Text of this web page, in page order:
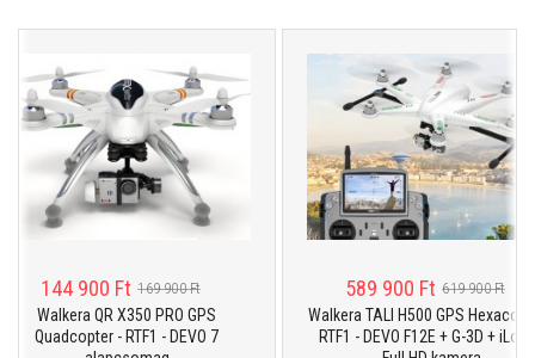
144 900 Ft 169 900 Ft
Walkera QR X350 PRO GPS
Quadcopter - RTF1 - DEVO 7
589 900 Ft 619 900 Ft
Walkera TALI H500 GPS Hexacopter -
RTF1 - DEVO F12E + G-3D + iLook+